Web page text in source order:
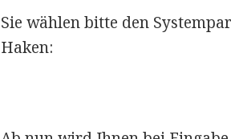
Sie wählen bitte den
Haken: